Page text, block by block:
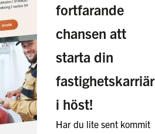
fortfarande
chansen att
starta din
fastighetskarriär
i höst!
Har du lite sent kommit